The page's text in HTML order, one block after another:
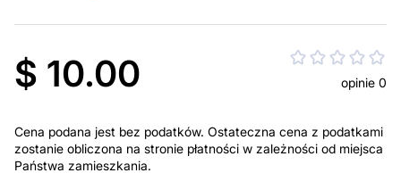
$ 10.00 opinie 0
Cena podana jest bez podatków. Ostateczna cena z podatkami
zostanie obliczona na stronie płatności w zależności od miejsca
Państwa zamieszkania.